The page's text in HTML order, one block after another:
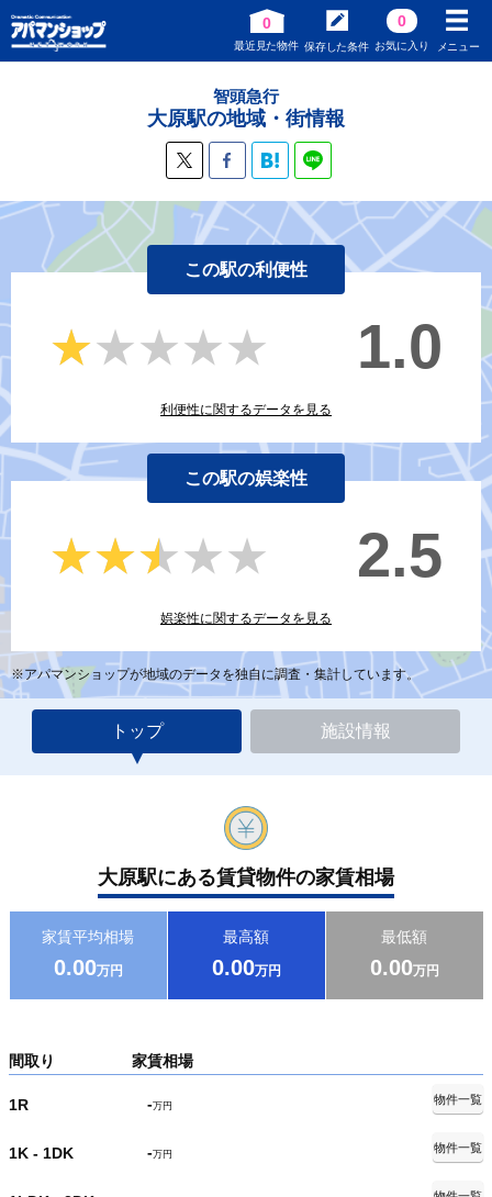
0
最近見た物件 保存した条件
0
お気に入り メニュー
智頭急行
大原駅の地域・街情報
この駅の利便性
★★★★★
★★★★★ 1.0
利便性に関するデータを見る
この駅の娯楽性
★★★★★
★★★★★ 2.5
娯楽性に関するデータを見る
※アパマンショップが地域のデータを独自に調査・集計しています。
トップ 施設情報
大原駅にある賃貸物件の家賃相場
家賃平均相場
0.00万円
最高額
0.00万円
最低額
0.00万円
間取り 家賃相場
1R -万円
物件一覧
1K - 1DK -万円
物件一覧